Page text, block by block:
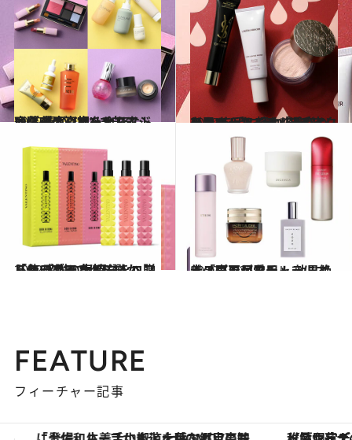
2022.11.27
オタクは、歳をとらない!? 美容ジャーナリスト 齋藤 薫が “アンチエイジング噂の真相”に迫る
ビューティ＆ヘルス 2022.11.23
ひらき＆たるみ「毛穴」をカバー！ 憧れの“毛穴レス肌”を手に入れる メイクのコツ＆アイテム選びのヒント
ビューティ＆ヘルス
2022.11.20
「使ってみてほしいから」 感謝の気持ちをコフレにこめて 大切な人へ贈りたいブランド5選
ビューティ＆ヘルス 2022.11.27
美のプロが愛用！ 効果絶大「寝不足をチャラにするスキンケア」
ビューティ＆ヘルス
FEATURE
フィーチャー記事